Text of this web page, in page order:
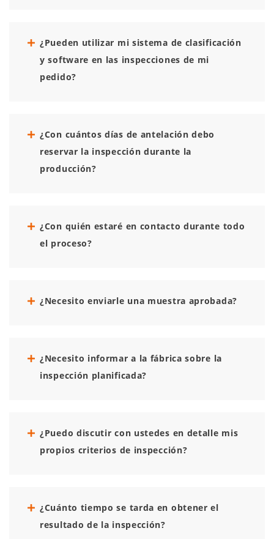
¿Pueden utilizar mi sistema de clasificación
y software en las inspecciones de mi
pedido?
¿Con cuántos días de antelación debo
reservar la inspección durante la
producción?
¿Con quién estaré en contacto durante todo
el proceso?
¿Necesito enviarle una muestra aprobada?
¿Necesito informar a la fábrica sobre la
inspección planificada?
¿Puedo discutir con ustedes en detalle mis
propios criterios de inspección?
¿Cuánto tiempo se tarda en obtener el
resultado de la inspección?